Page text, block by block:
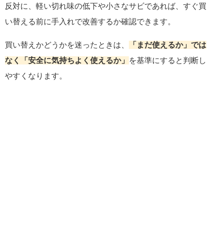
反対に、軽い切れ味の低下や小さなサビであれば、すぐ買
い替える前に手入れで改善するか確認できます。
買い替えかどうかを迷ったときは、
「まだ使えるか」では
なく「安全に気持ちよく使えるか」
を基準にすると判断し
やすくなります。